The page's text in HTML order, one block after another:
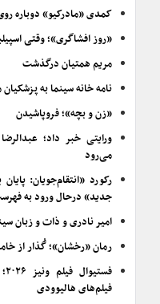
کمدی «مادرکیو» دوباره
«روز افشاگری»؛ وقتی
مریم همتیان درگذشت
نامه خانه سینما به
«زن و بچه»؛ فروپاشیدن
ورایتی خبر داد؛
می‌رود
رکورد «انتقام‌جویان:
جدید» درحال ورود به
امیر نادری و ذات و زبان
رمان «رخشان»؛ گُذار از
فیلم‌های هالیوودی